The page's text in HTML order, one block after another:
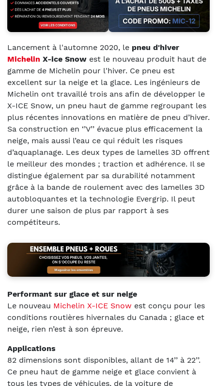
Lancement à l'automne 2020, le pneu d'hiver
Michelin X-ice Snow est le nouveau produit haut de
gamme de Michelin pour l'hiver. Ce pneu est
excellent sur la neige et la glace. Les ingénieurs de
Michelin ont travaillé trois ans afin de développer le
X-ICE Snow, un pneu haut de gamme regroupant les
plus récentes innovations en matière de pneu d’hiver.
Sa construction en ‘’V’’ évacue plus efficacement la
neige, mais aussi l’eau ce qui réduit les risques
d’aquaplanage. Les deux types de lamelles 3D offrent
le meilleur des mondes ; traction et adhérence. Il se
distingue également par sa durabilité notamment
grâce à la bande de roulement avec des lamelles 3D
autobloquantes et la technologie Evergrip. Il peut
durer une saison de plus par rapport à ses
compétiteurs.
Performant sur glace et sur neige
Le nouveau Michelin X-ICE Snow est conçu pour les
conditions routières hivernales du Canada ; glace et
neige, rien n’est à son épreuve.
Applications
82 dimensions sont disponibles, allant de 14’’ à 22’’.
Ce pneu haut de gamme neige et glace convient à
tous les types de véhicules, de la voiture de